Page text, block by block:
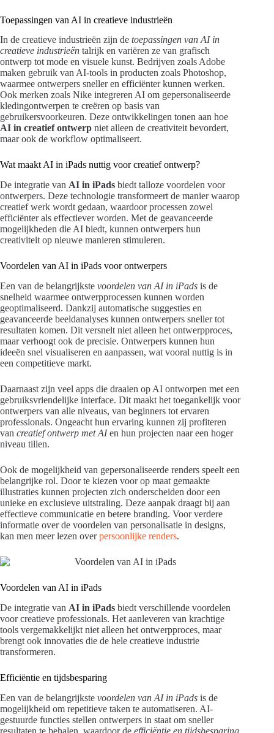
Toepassingen van AI in creatieve industrieën
In de creatieve industrieën zijn de toepassingen van AI in
creatieve industrieën talrijk en variëren ze van grafisch
ontwerp tot mode en visuele kunst. Bedrijven zoals Adobe
maken gebruik van AI-tools in producten zoals Photoshop,
waarmee ontwerpers sneller en efficiënter kunnen werken.
Ook merken zoals Nike integreren AI om gepersonaliseerde
kledingontwerpen te creëren op basis van
gebruikersvoorkeuren. Deze ontwikkelingen tonen aan hoe
AI in creatief ontwerp niet alleen de creativiteit bevordert,
maar ook de workflow optimaliseert.
Wat maakt AI in iPads nuttig voor creatief ontwerp?
De integratie van AI in iPads biedt talloze voordelen voor
ontwerpers. Deze technologie transformeert de manier waarop
creatief werk wordt gedaan, waardoor processen zowel
efficiënter als effectiever worden. Met de geavanceerde
mogelijkheden die AI biedt, kunnen ontwerpers hun
creativiteit op nieuwe manieren stimuleren.
Voordelen van AI in iPads voor ontwerpers
Een van de belangrijkste voordelen van AI in iPads is de
snelheid waarmee ontwerpprocessen kunnen worden
geoptimaliseerd. Dankzij automatische suggesties en
geavanceerde beeldanalyses kunnen ontwerpers sneller tot
resultaten komen. Dit versnelt niet alleen het ontwerpproces,
maar verhoogt ook de precisie. Ontwerpers kunnen hun
ideeën snel visualiseren en aanpassen, wat vooral nuttig is in
een competitieve markt.
Daarnaast zijn veel apps die draaien op AI ontworpen met een
gebruiksvriendelijke interface. Dit maakt het toegankelijk voor
ontwerpers van alle niveaus, van beginners tot ervaren
professionals. Ongeacht hun ervaring kunnen zij profiteren
van creatief ontwerp met AIen hun projecten naar een hoger
niveau tillen.
Ook de mogelijkheid van gepersonaliseerde renders speelt een
belangrijke rol. Door te kiezen voor op maat gemaakte
illustraties kunnen projecten zich onderscheiden door een
unieke en exclusieve uitstraling. Deze aanpak draagt bij aan
effectieve communicatie en betere branding. Voor verdere
informatie over de voordelen van personalisatie in designs,
kan men meer lezen overpersoonlijke renders.
Voordelen van AI in iPads
De integratie van AI in iPads biedt verschillende voordelen
voor creatieve professionals. Het aanleveren van krachtige
tools vergemakkelijkt niet alleen het ontwerpproces, maar
brengt ook innovaties die de hele creatieve industrie
transformeren.
Efficiëntie en tijdsbesparing
Een van de belangrijkste voordelen van AI in iPads is de
mogelijkheid om repetitieve taken te automatiseren. AI-
gestuurde functies stellen ontwerpers in staat om sneller
resultaten te behalen, waardoor de efficiëntie en tijdsbesparing